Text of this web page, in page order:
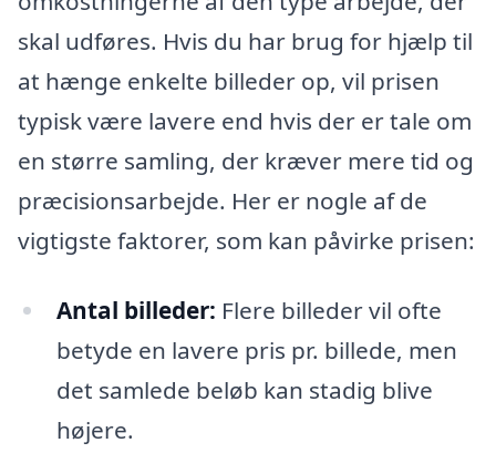
skal udføres. Hvis du har brug for hjælp til
at hænge enkelte billeder op, vil prisen
typisk være lavere end hvis der er tale om
en større samling, der kræver mere tid og
præcisionsarbejde. Her er nogle af de
vigtigste faktorer, som kan påvirke prisen:
Antal billeder: Flere billeder vil ofte
betyde en lavere pris pr. billede, men
det samlede beløb kan stadig blive
højere.